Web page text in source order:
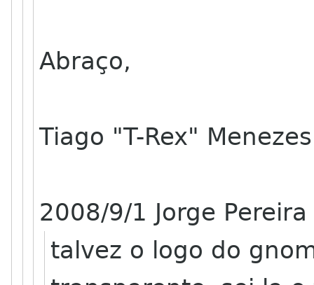
Abraço,
Tiago "T-Rex" Menezes
2008/9/1 Jorge
talvez o logo do